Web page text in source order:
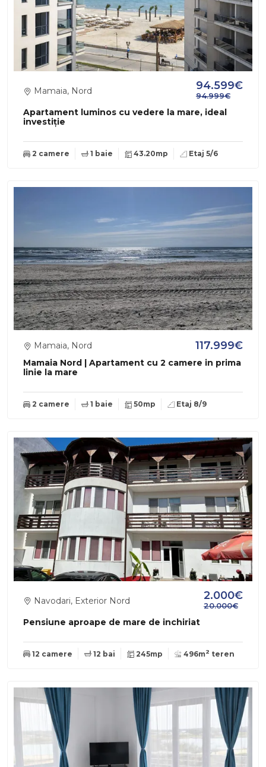
Apartament luminos cu vedere la mare, ideal
investiție
Mamaia, Nord 94.599€
94.999€
2 camere 1 baie 43.20mp Etaj 5/6
Mamaia Nord | Apartament cu 2 camere in prima
linie la mare
Mamaia, Nord 117.999€
2 camere 1 baie 50mp Etaj 8/9
Pensiune aproape de mare de inchiriat
Navodari, Exterior Nord 2.000€
20.000€
12 camere 12 bai 245mp 496m2 teren